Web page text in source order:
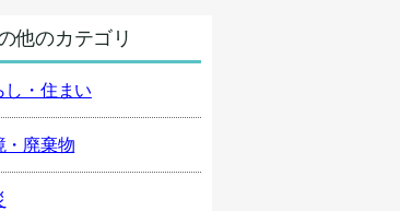
他のカテゴリ
し・住まい
・廃棄物